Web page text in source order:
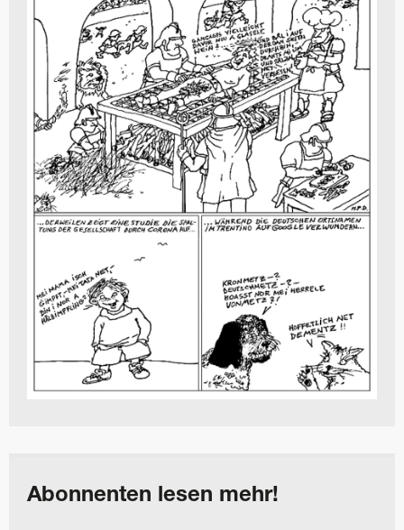
Abonnenten lesen mehr!